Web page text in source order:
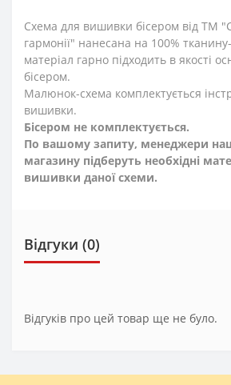
Схема для вишивки бісером від ТМ
гармонії" нанесана на 100%
матеріал гарно підходить в якості
бісером.
Малюнок-схема комплектується
вишивки.
Бісером не комплектується.
По вашому запиту, менеджери
магазину підберуть необхідні
вишивки даної схеми.
Відгуки (0)
Відгуків про цей товар ще не було.